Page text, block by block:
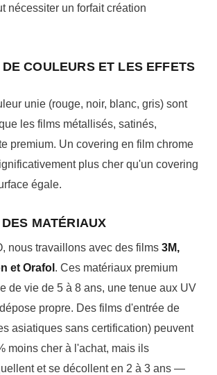
nécessiter un forfait création
COULEURS ET LES EFFETS
unie (rouge, noir, blanc, gris) sont
les films métallisés, satinés,
premium. Un covering en film chrome
plus cher qu'un covering
égale.
MATÉRIAUX
nous travaillons avec des films 3M,
et Orafol. Ces matériaux premium
de vie de 5 à 8 ans, une tenue aux UV
propre. Des films d'entrée de
asiatiques sans certification) peuvent
moins cher à l'achat, mais ils
et se décollent en 2 à 3 ans —